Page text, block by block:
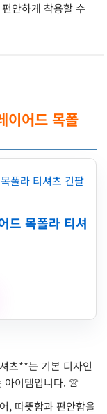
안하게 착용할 수
이어드 목폴
드 목폴라 티셔
츠**는 기본 디자인
아이템입니다. 👚
, 따뜻함과 편안함을